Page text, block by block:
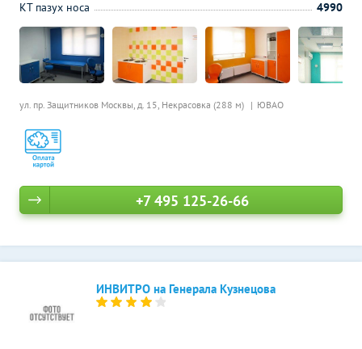
ул. пр. Защитников Москвы, д. 15, Некрасовка (288 м) ЮВАО
КТ пазух носа
4990
+7 495 125-26-66
ИНВИТРО на Генерала Кузнецова